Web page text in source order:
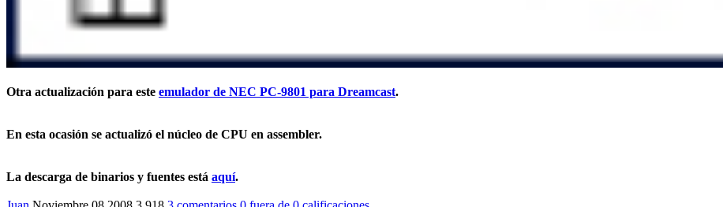
Otra actualización para este emulador de NEC PC-9801 para Dreamcast.
En esta ocasión se actualizó el núcleo de CPU en assembler.
La descarga de binarios y fuentes está aquí.